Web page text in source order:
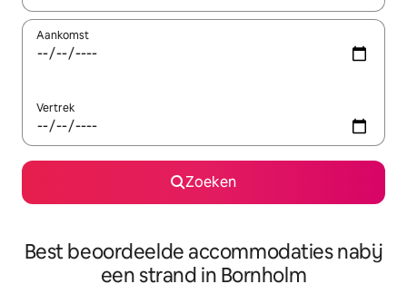
Aankomst
Vertrek
Zoeken
Best beoordeelde accommodaties nabij
een strand in Bornholm